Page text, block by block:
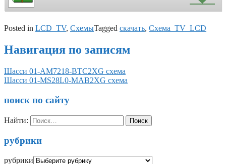
Posted in LCD_TV, СхемыTagged скачать, Схема_TV_LCD
Навигация по записям
Шасси 01-AM7218-BTC2XG схема
Шасси 01-MS28L0-MAB2XG схема
поиск по сайту
Найти:
рубрики
рубрики